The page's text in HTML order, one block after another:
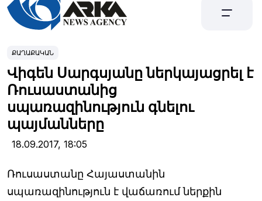
ՔԱՂԱՔԱԿԱՆ
Վիգեն Սարգսյանը ներկայացրել է
Ռուսաստանից
սպառազինություն գնելու
պայմանները
18.09.2017, 18:05
Ռուսաստանը Հայաստանին
սպառազինություն է վաճառում ներքին